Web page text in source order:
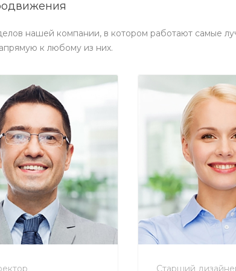
нашей компании, в котором работают самые
к любому из них.
900-80-90
Старший
+7 800 900-
no-